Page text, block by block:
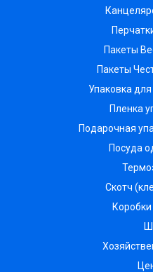
Пакеты
Пакеты
Упаковка
Пленка
Подарочная
Посуда
Скотч